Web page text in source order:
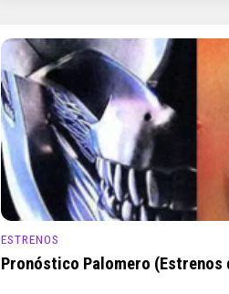
ESTRENOS
Pronóstico Palomero (Estrenos